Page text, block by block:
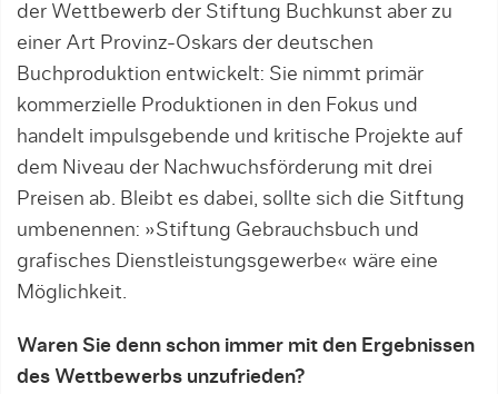
der Wettbewerb der Stiftung Buchkunst aber zu
einer Art Provinz-Oskars der deutschen
Buchproduktion entwickelt: Sie nimmt primär
kommerzielle Produktionen in den Fokus und
handelt impulsgebende und kritische Projekte auf
dem Niveau der Nachwuchsförderung mit drei
Preisen ab. Bleibt es dabei, sollte sich die Sitftung
umbenennen: »Stiftung Gebrauchsbuch und
grafisches Dienstleistungsgewerbe« wäre eine
Möglichkeit.
Waren Sie denn schon immer mit den Ergebnissen
des Wettbewerbs unzufrieden?